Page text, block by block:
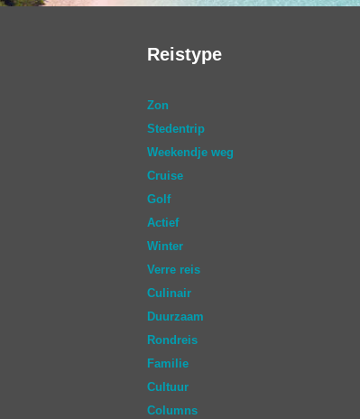
Reistype
Zon
Stedentrip
Weekendje weg
Cruise
Golf
Actief
Winter
Verre reis
Culinair
Duurzaam
Rondreis
Familie
Cultuur
Columns